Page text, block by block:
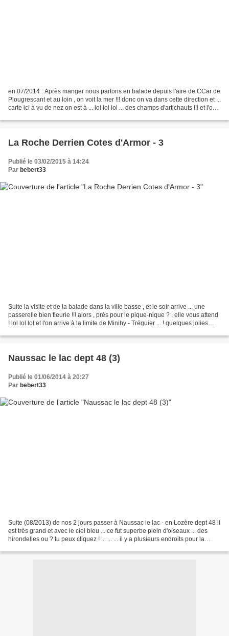
en 07/2014 : Après manger nous partons en balade depuis l'aire de CCar de
Plougrescant et au loin , on voit la mer !!! donc on va dans cette direction et ...
carte ici à vu de nez on est à ... lol lol lol ... des champs d'artichauts !!! et l'on
La Roche Derrien Cotes d'Armor - 3
Publié le 03/02/2015 à 14:24
Par bebert33
Suite la visite et de la balade dans la ville basse , et le soir arrive ... une
passerelle bien fleurie !!! alors , près pour le pique-nique ? , elle vous attend
! lol lol lol et l'on arrive à la limite de Minihy - Tréguier ... ! quelques jolies
Naussac le lac dept 48 (3)
Publié le 01/06/2014 à 20:27
Par bebert33
Suite (08/2013) de nos 2 jours passer à Naussac le lac - en Lozère dept 48 il
est très grand et avec le ciel bleu ... ce fut superbe plein d'oiseaux ... des
hirondelles ou ? tu peux cliquez ! ... ... ... il y a plusieurs endroits pour la